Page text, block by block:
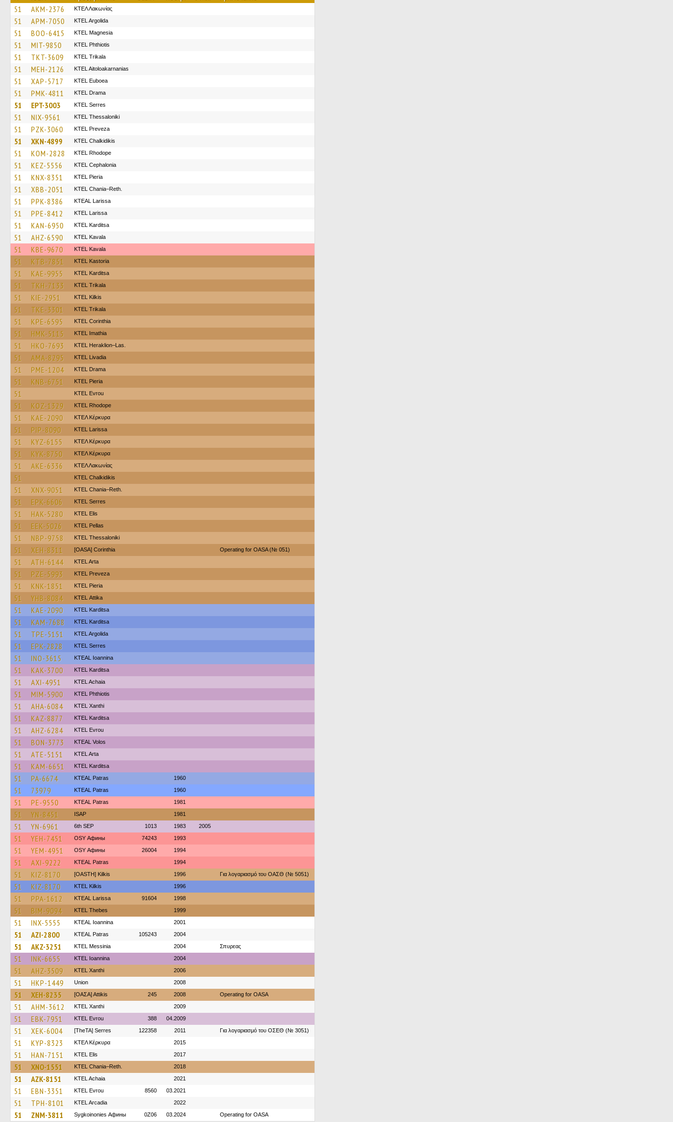
51 AKM-2376 ΚΤΕΛ Λακωνίας
51 APM-7050 KTEL Argolida
51 BOO-6415 ΚΤΕL Magnesia
51 MIT-9850 ΚΤΕL Phthiotis
51 TKT-3609 ΚΤΕL Τrikala
51 MEH-2126 KTEL Aitoloakarnanias
51 XAP-5717 ΚΤΕL Euboea
51 PMK-4811 KTEL Drama
51 EPT-3003 KTEL Serres
51 NIX-9561 KTEL Thessaloniki
51 PZK-3060 KTEL Preveza
51 XKN-4899 ΚΤΕL Chalkidikis
51 KOM-2828 KTEL Rhodope
51 KEZ-5556 KTEL Cephalonia
51 KNX-8351 KTEL Pieria
51 XBB-2051 KTEL Chania–Reth.
51 PPK-8386 KTEAL Larissa
51 PPE-8412 KTEL Larissa
51 KAN-6950 ΚΤΕL Karditsa
51 AHZ-6590 KTEL Kavala
51 KBE-9670 KTEL Kavala
51 KTB-7851 KTEL Kastoria
51 KAE-9955 ΚΤΕL Karditsa
51 TKH-7133 ΚΤΕL Τrikala
51 KIE-2951 KTEL Kilkis
51 TKE-3301 ΚΤΕL Τrikala
51 KPE-6595 KTEL Corinthia
51 HMK-5115 KTEL Imathia
51 HKO-7693 KTEL Heraklion–Las.
51 AMA-8295 KTEL Livadia
51 PME-1204 KTEL Drama
51 KNB-6751 KTEL Pieria
51 KTEL Evrou
51 KOZ-1329 KTEL Rhodope
51 KAE-2090 ΚΤΕΛ Κέρκυρα
51 PIP-8090 KTEL Larissa
51 KYZ-6155 ΚΤΕΛ Κέρκυρα
51 KYK-8750 ΚΤΕΛ Κέρκυρα
51 AKE-6336 ΚΤΕΛ Λακωνίας
51 ΚΤΕL Chalkidikis
51 XNX-9051 KTEL Chania–Reth.
51 EPK-6606 KTEL Serres
51 HAK-5280 KTEL Elis
51 EEK-5026 KTEL Pellas
51 NBP-9758 KTEL Thessaloniki
51 XEH-8311 [OASA] Corinthia Operating for OASA (№ 051)
51 ATH-6144 KTEL Arta
51 PZE-5993 KTEL Preveza
51 KNK-1851 KTEL Pieria
51 YHB-8084 KΤΕL Αttika
51 KAE-2090 ΚΤΕL Karditsa
51 KAM-7688 ΚΤΕL Karditsa
51 TPE-5151 KTEL Argolida
51 EPK-2828 KTEL Serres
51 INO-3615 KTEAL Ioannina
51 KAK-3700 ΚΤΕL Karditsa
51 AXI-4951 KTEL Achaia
51 MIM-5900 ΚΤΕL Phthiotis
51 AHA-6084 KTEL Xanthi
51 KAZ-8877 ΚΤΕL Karditsa
51 AHZ-6284 KTEL Evrou
51 BON-3773 KTEAL Volos
51 ATE-5151 KTEL Arta
51 KAM-6651 ΚΤΕL Karditsa
51 PA-6674 KTEAL Patras 1960
51 73979 KTEAL Patras 1960
51 PE-9550 KTEAL Patras 1981
51 YN-8451 ISAP 1981
51 YN-6961 6th SEP 1013 1983 2005
51 YEH-7451 OSY Афины 74243 1993
51 YEM-4951 OSY Афины 26004 1994
51 AXI-9222 KTEAL Patras 1994
51 KIZ-8170 [OASTH] Kilkis 1996 Για λογαριασμό του ΟΑΣΘ (№ 5051)
51 KIZ-8170 KTEL Kilkis 1996
51 PPA-1612 KTEAL Larissa 91604 1998
51 BIM-9094 KTEL Thebes 1999
51 INX-5555 KTEAL Ioannina 2001
51 AZI-2800 KTEAL Patras 105243 2004
51 AKZ-3251 KTEL Messinia 2004 Σπυρεας
51 INK-6655 KTEL Ioannina 2004
51 AHZ-3509 KTEL Xanthi 2006
51 HKP-1449 Union 2008
51 XEH-8235 [ΟΑΣΑ] Αttikis 245 2008 Operating for OASA
51 AHM-3612 KTEL Xanthi 2009
51 EBK-7951 KTEL Evrou 388 04.2009
51 XEK-6004 [TheTA] Serres 122358 2011 Για λογαριασμό του ΟΣΕΘ (№ 3051)
51 KYP-8323 ΚΤΕΛ Κέρκυρα 2015
51 HAN-7151 KTEL Elis 2017
51 XNO-1551 KTEL Chania–Reth. 2018
51 AZK-8151 KTEL Achaia 2021
51 EBN-3351 KTEL Evrou 8560 03.2021
51 TPH-8101 KTEL Arcadia 2022
51 ZNM-3811 Sygkoinonies Афины 0Z06 03.2024 Operating for OASA